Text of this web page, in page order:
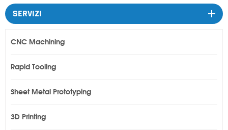
SERVIZI
CNC Machining
Rapid Tooling
Sheet Metal Prototyping
3D Printing